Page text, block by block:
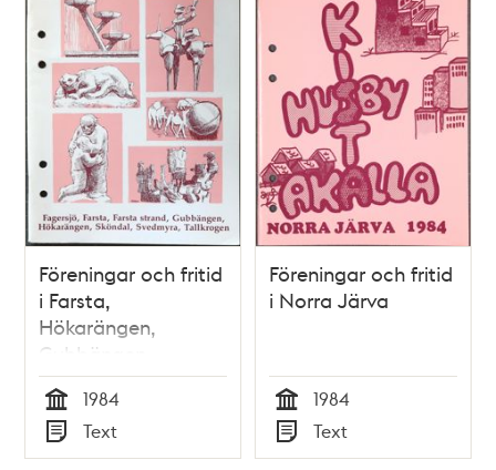
Föreningar och fritid
i Farsta,
Hökarängen,
Gubbängen,
Sköndal, Svedmyra
och Tallkrogen
Tid
1984
Typ
Text
Föreningar och fritid
i Norra Järva
Tid
1984
Typ
Text